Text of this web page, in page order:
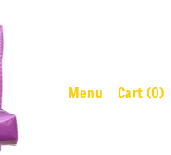
Menu Cart (0)